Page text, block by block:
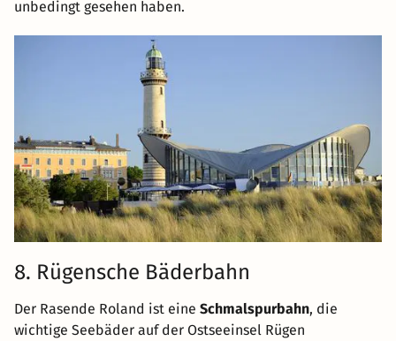
unbedingt gesehen haben.
8. Rügensche Bäderbahn
Der Rasende Roland ist eine Schmalspurbahn, die
wichtige Seebäder auf der Ostseeinsel Rügen